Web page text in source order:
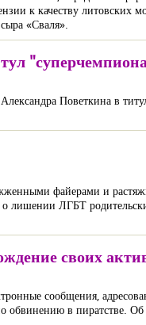
к качеству литовских
«Сваля».
Поветкина в
файерами и
лишении ЛГБТ
своих
сообщения,
обвинению в пиратстве.